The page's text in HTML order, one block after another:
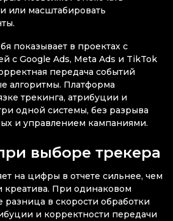
или масштабировать
показывает в проектах с
с Google Ads, Meta Ads и TikTok
передача событий
алгоритмы. Платформа
трекинга, атрибуции и
одной системы, без разрыва
и управлением кампаниями.
выборе трекера
на цифры в отчете сильнее, чем
креатива. При одинаковом
в скорости обработки
и корректности передачи